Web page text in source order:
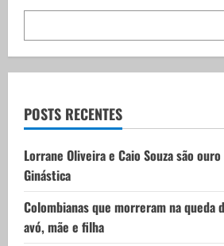
i
g
a
t
i
o
POSTS RECENTES
Lorrane Oliveira e Caio Souza são
Ginástica
Colombianas que morreram na queda
avó, mãe e filha